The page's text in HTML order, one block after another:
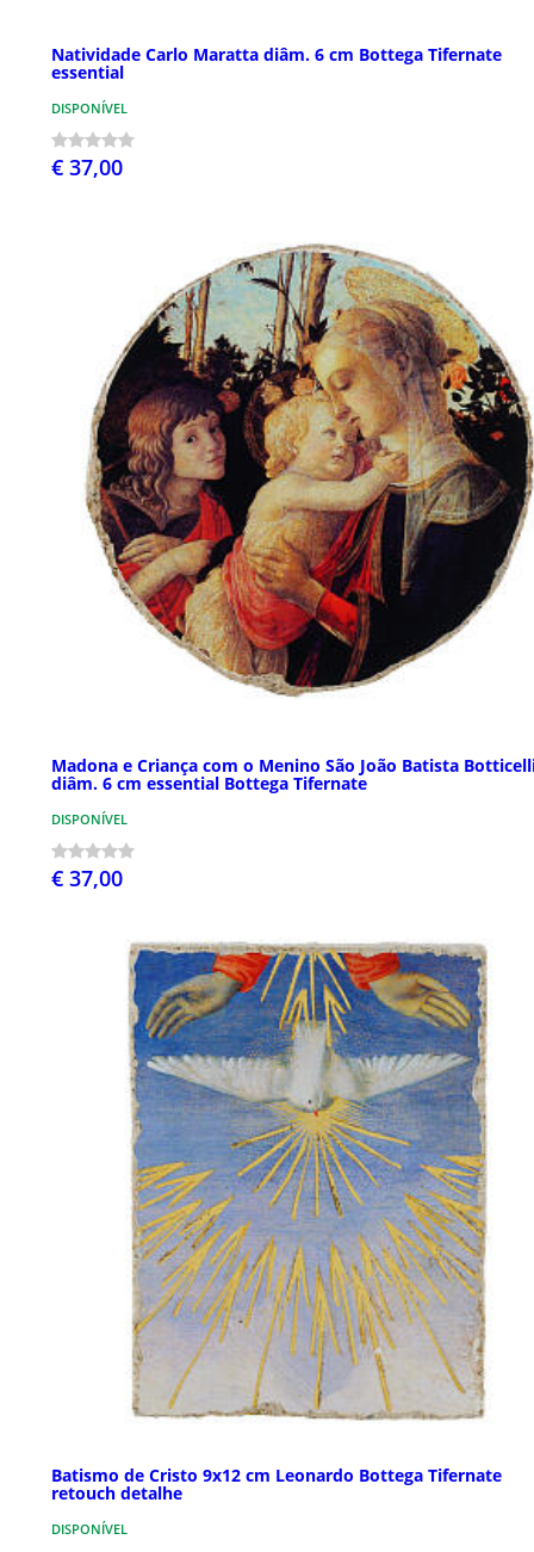
Natividade Carlo Maratta diâm. 6 cm Bottega Tifernate
essential
DISPONÍVEL
€ 37,00
Madona e Criança com o Menino São João Batista
diâm. 6 cm essential Bottega Tifernate
DISPONÍVEL
€ 37,00
Batismo de Cristo 9x12 cm Leonardo Bottega Tifernate
retouch detalhe
DISPONÍVEL